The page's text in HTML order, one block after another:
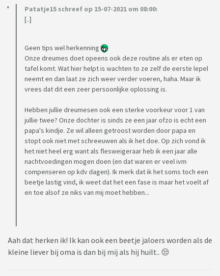
Patatje15 schreef op 15-07-2021 om 08:00:
[..]
Geen tips wel herkenning
Onze dreumes doet opeens ook deze routine als er eten op
tafel komt. Wat hier helpt is wachten to ze zelf de eerste lepel
neemt en dan laat ze zich weer verder voeren, haha. Maar ik
vrees dat dit een zeer persoonlijke oplossing is.
Hebben jullie dreumesen ook een sterke voorkeur voor 1 van
jullie twee? Onze dochter is sinds ze een jaar ofzo is echt een
papa's kindje. Ze wil alleen getroost worden door papa en
stopt ook niet met schreeuwen als ik het doe. Op zich vond ik
het niet heel erg want als flesweigeraar heb ik een jaar alle
nachtvoedingen mogen doen (en dat waren er veel ivm
compenseren op kdv dagen). Ik merk dat ik het soms toch een
beetje lastig vind, ik weet dat het een fase is maar het voelt af
en toe alsof ze niks van mij moet hebben...
Aah dat herken ik! Ik kan ook een beetje jaloers worden als de
kleine liever bij oma is dan bij mij als hij huilt.. 😒